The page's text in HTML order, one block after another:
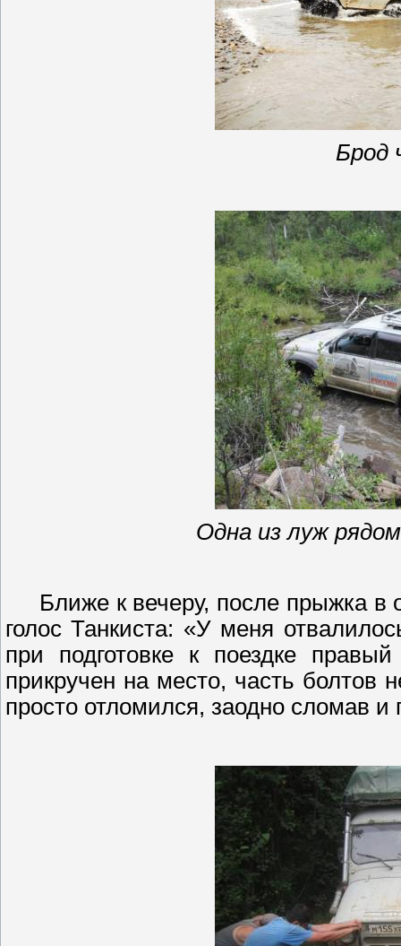
Брод
Одна из луж
Ближе к вечеру, после прыжка в
голос Танкиста: «У меня
при подготовке к поездке
прикручен на место, часть болтов
просто отломился, заодно сломав и